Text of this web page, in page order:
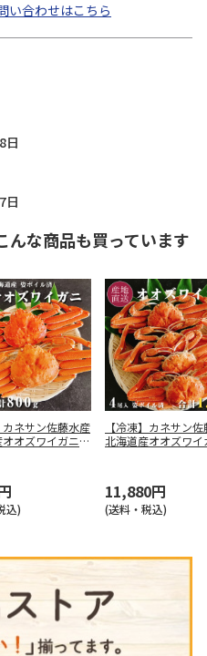
い合わせはこちら
日
日
んな商品も買っています
カネサン佐藤水産
オズワイガニ姿
込)
【冷凍】カネサン
北海道産オオズワイ
11,880円
(送料・税込)